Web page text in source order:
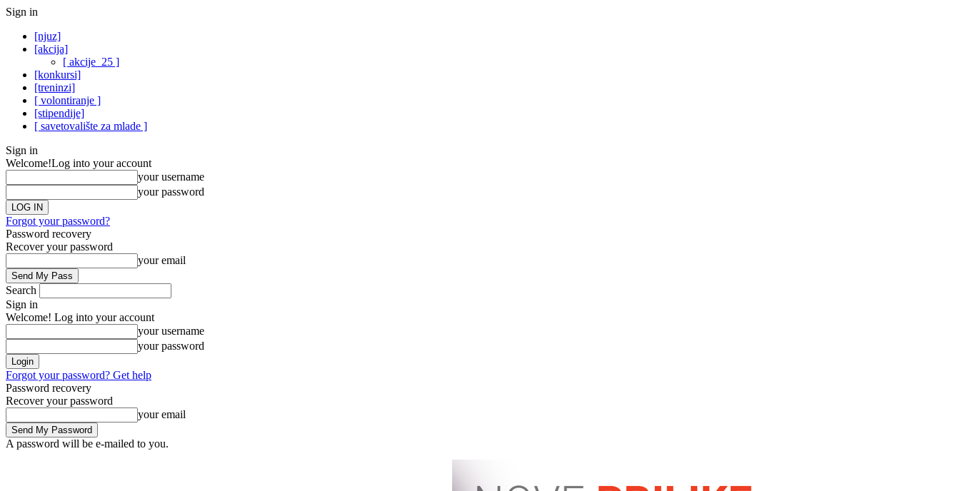
Sign in
[njuz]
[akcija]
[ akcije_25 ]
[konkursi]
[treninzi]
[ volontiranje ]
[stipendije]
[ savetovalište za mlade ]
Sign in
Welcome!Log into your account
your username
your password
Forgot your password?
Password recovery
Recover your password
your email
Search
Sign in
Welcome! Log into your account
your username
your password
Forgot your password? Get help
Password recovery
Recover your password
your email
A password will be e-mailed to you.